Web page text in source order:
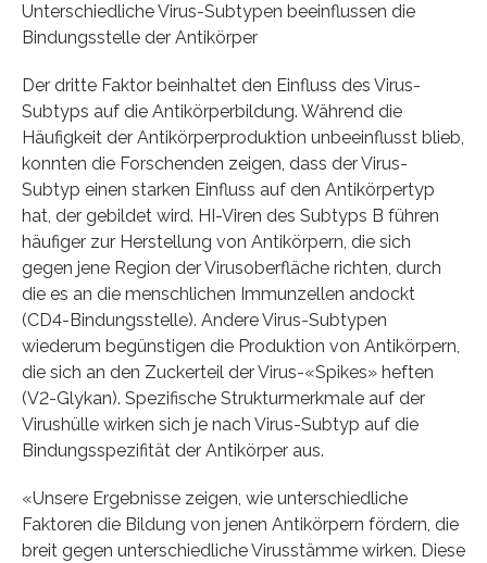
Unterschiedliche Virus-Subtypen beeinflussen die
Bindungsstelle der Antikörper
Der dritte Faktor beinhaltet den Einfluss des Virus-
Subtyps auf die Antikörperbildung. Während die
Häufigkeit der Antikörperproduktion unbeeinflusst blieb,
konnten die Forschenden zeigen, dass der Virus-
Subtyp einen starken Einfluss auf den Antikörpertyp
hat, der gebildet wird. HI-Viren des Subtyps B führen
häufiger zur Herstellung von Antikörpern, die sich
gegen jene Region der Virusoberfläche richten, durch
die es an die menschlichen Immunzellen andockt
(CD4-Bindungsstelle). Andere Virus-Subtypen
wiederum begünstigen die Produktion von Antikörpern,
die sich an den Zuckerteil der Virus-«Spikes» heften
(V2-Glykan). Spezifische Strukturmerkmale auf der
Virushülle wirken sich je nach Virus-Subtyp auf die
Bindungsspezifität der Antikörper aus.
«Unsere Ergebnisse zeigen, wie unterschiedliche
Faktoren die Bildung von jenen Antikörpern fördern, die
breit gegen unterschiedliche Virusstämme wirken. Diese